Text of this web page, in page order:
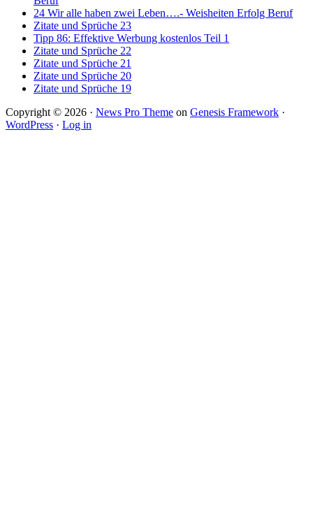
24 Wir alle haben zwei Leben….- Weisheiten Erfolg Beruf
Zitate und Sprüche 23
Tipp 86: Effektive Werbung kostenlos Teil 1
Zitate und Sprüche 22
Zitate und Sprüche 21
Zitate und Sprüche 20
Zitate und Sprüche 19
Copyright © 2026 · News Pro Theme on Genesis Framework ·
WordPress · Log in